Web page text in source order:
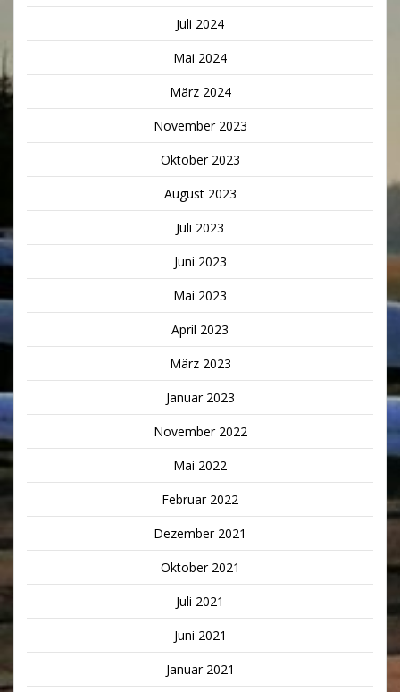
Juli 2024
Mai 2024
März 2024
November 2023
Oktober 2023
August 2023
Juli 2023
Juni 2023
Mai 2023
April 2023
März 2023
Januar 2023
November 2022
Mai 2022
Februar 2022
Dezember 2021
Oktober 2021
Juli 2021
Juni 2021
Januar 2021